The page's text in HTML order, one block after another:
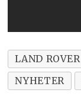
LAND ROVER
NYHETER